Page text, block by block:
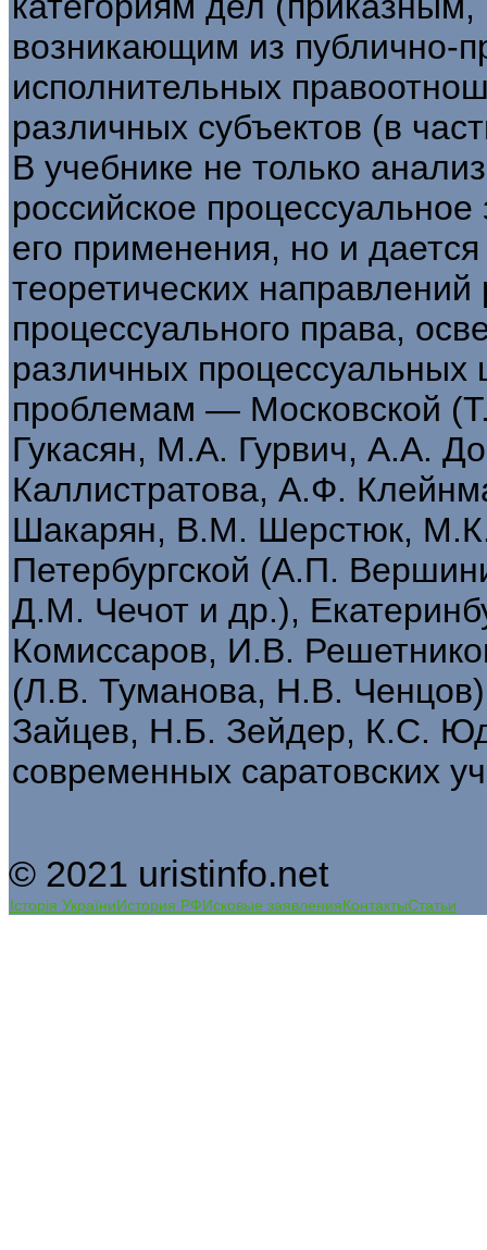
возникающим из публично-
исполнительных
различных субъектов (в
В учебнике не только
российское процессуальное
его применения, но и
теоретических направлений
процессуального права,
различных
проблемам — Московской
Гукасян, М.А. Гурвич, А.А.
Каллистратова, А.Ф.
Шакарян, В.М. Шерстюк,
Петербургской (А.П.
Д.М. Чечот и др.),
Комиссаров, И.В.
(Л.В. Туманова, Н.В.
Зайцев, Н.Б. Зейдер, К.С.
современных саратовских
© 2021 uristinfo.net
Історія УкраїниИстория РФИсковые заявленияКонтактыСтатьи